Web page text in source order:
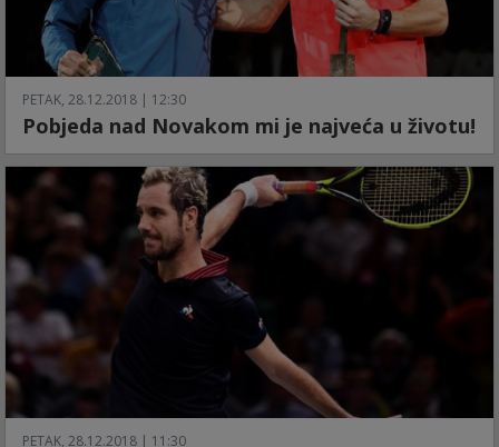
PETAK, 28.12.2018 | 12:30
Pobjeda nad Novakom mi je najveća u životu!
PETAK, 28.12.2018 | 11:30